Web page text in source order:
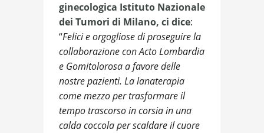
ginecologica Istituto Nazionale
dei Tumori di Milano, ci dice:
“Felici e orgogliose di proseguire la
collaborazione con Acto Lombardia
e Gomitolorosa a favore delle
nostre pazienti. La lanaterapia
come mezzo per trasformare il
tempo trascorso in corsia in una
calda coccola per scaldare il cuore